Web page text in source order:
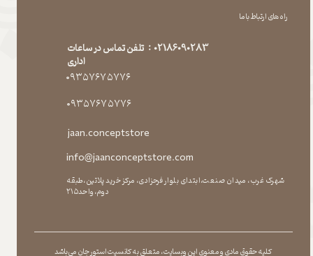
راه های ارتباط با ما
کلیه حقوق مادی و معنوی این وبسایت ، متعلق به کانسپت استور جان می باشد
02186090283 : تلفن تماس در ساعات
اداری
۰۹۳۵۷۶۷۵۷۷۶
۰۹۳۵۷۶۷۵۷۷۶
jaan.conceptstore
info@jaanconceptstore.com
شهرک غرب، میدان صنعت،ابتدای بلوار فرحزادی، مرکز خرید پلاتین،طبقه
دوم،واحد۲۱۵